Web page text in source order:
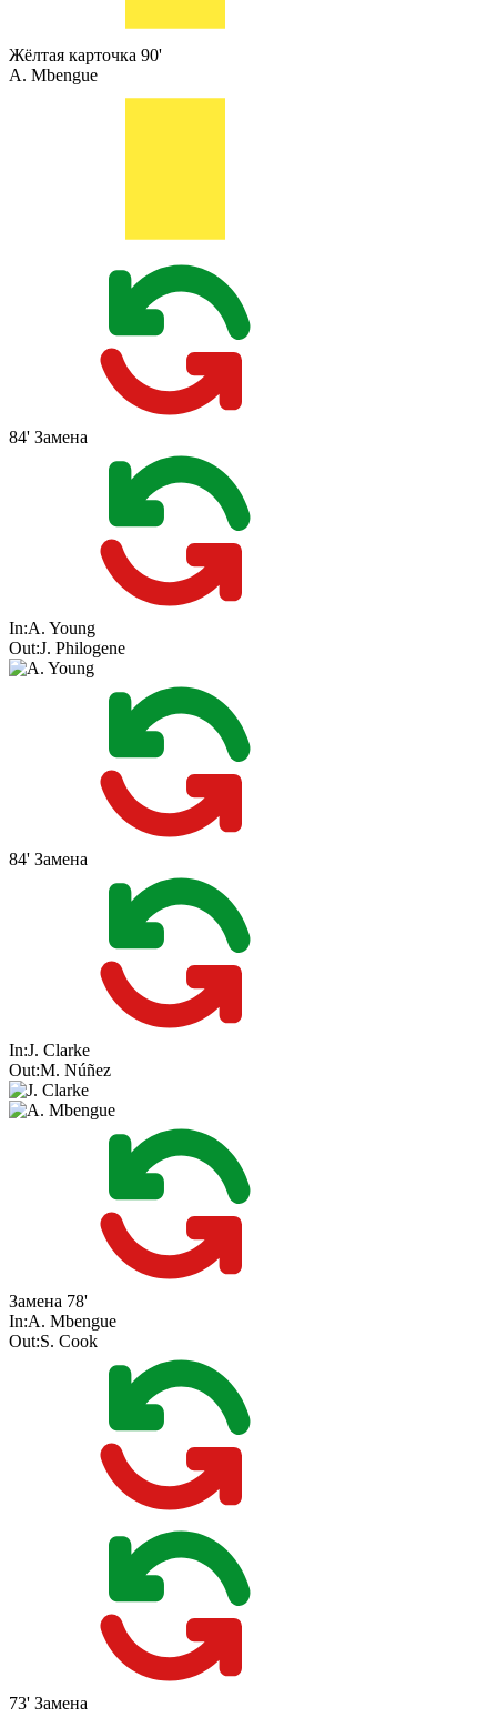
Жёлтая карточка 90'
A. Mbengue
84' Замена
In:A. Young
Out:J. Philogene
84' Замена
In:J. Clarke
Out:M. Núñez
Замена 78'
In:A. Mbengue
Out:S. Cook
73' Замена